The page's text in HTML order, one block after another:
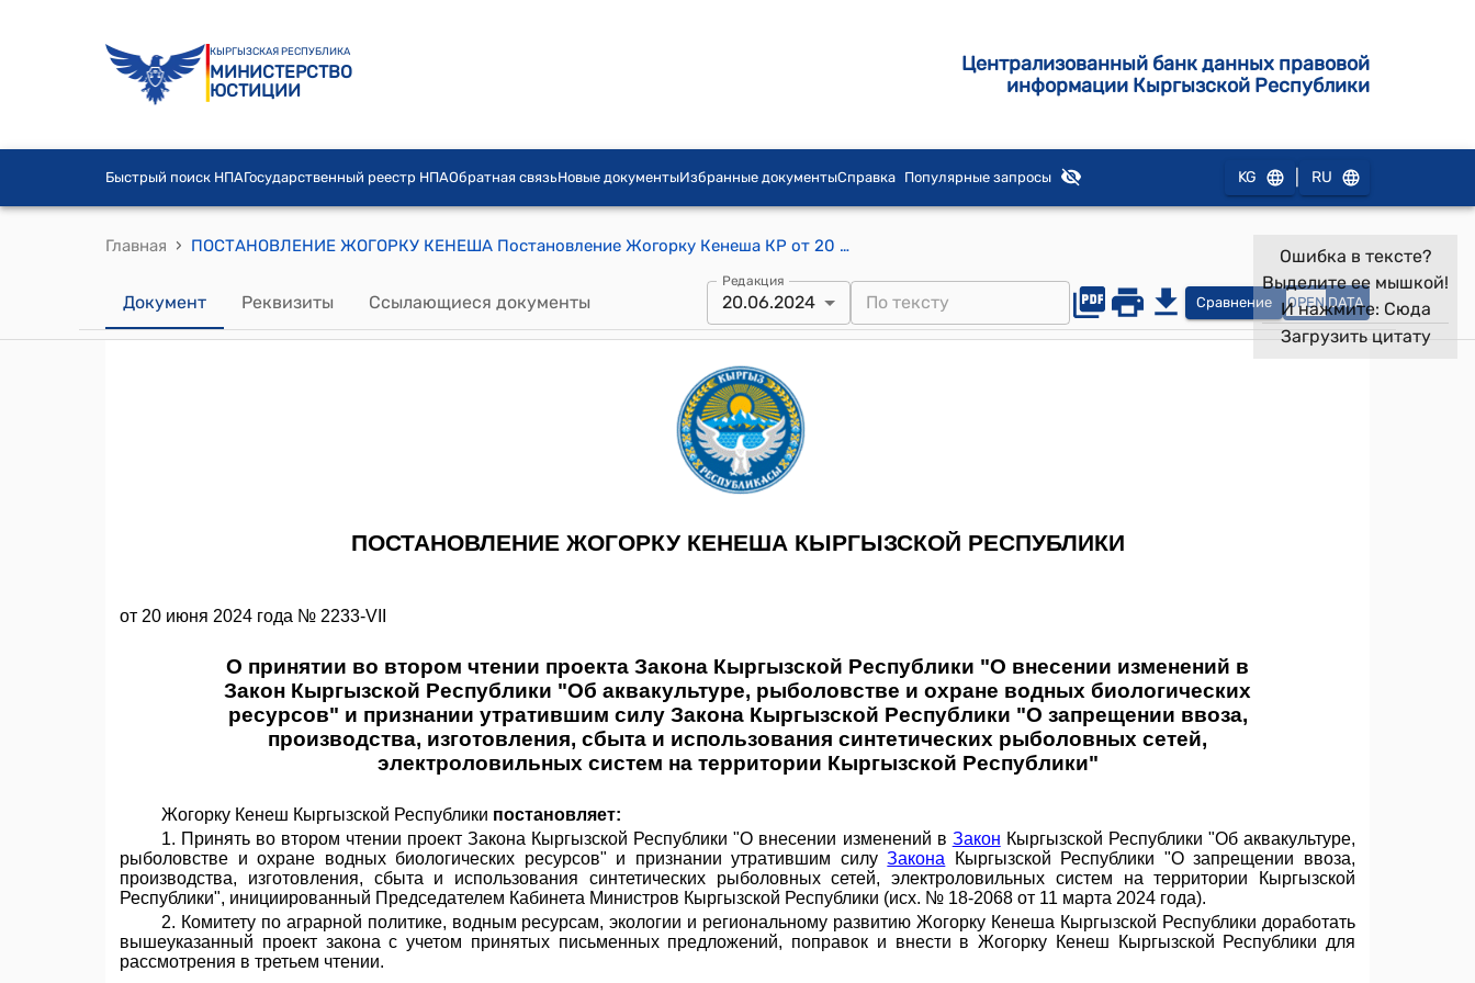
КЫРГЫЗСКАЯ РЕСПУБЛИКА
МИНИСТЕРСТВО
ЮСТИЦИИ
Централизованный банк данных правовой
информации Кыргызской Республики
Быстрый поиск НПАГосударственный реестр НПАОбратная связьНовые документыИзбранные документыСправка Популярные запросы KG RU
Главная › ПОСТАНОВЛЕНИЕ ЖОГОРКУ КЕНЕША Постановление Жогорку Кенеша КР от 20 июня 2024 года № 2233-VII "О принятии во втором чтении проекта Закона Кыргызской Республики "О внесении изменений в Закон Кыргызской Республики "Об аквакультуре, рыболовстве и охране водных биологических ресурсов" и признании утратившим силу Закона Кыргызской Республики "О запрещении ввоза, производства, изготовления, сбыта и использования синтетических рыболовных сетей, электроловильных систем на территории Кыргызской Республики"
Документ Реквизиты Ссылающиеся документы
Редакция
20.06.2024 Сравнение OPEN DATA
Ошибка в тексте?
Выделите ее мышкой!
И нажмите: Сюда
Загрузить цитату